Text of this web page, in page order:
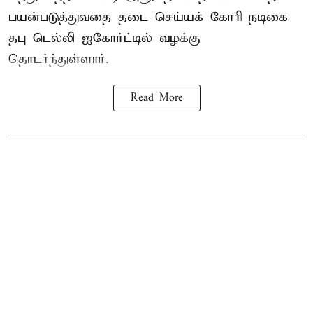
பயன்படுத்துவதை தடை செய்யக் கோரி நடிகை
தபு டெல்லி ஐகோர்ட்டில் வழக்கு
தொடர்ந்துள்ளார்.
Read More